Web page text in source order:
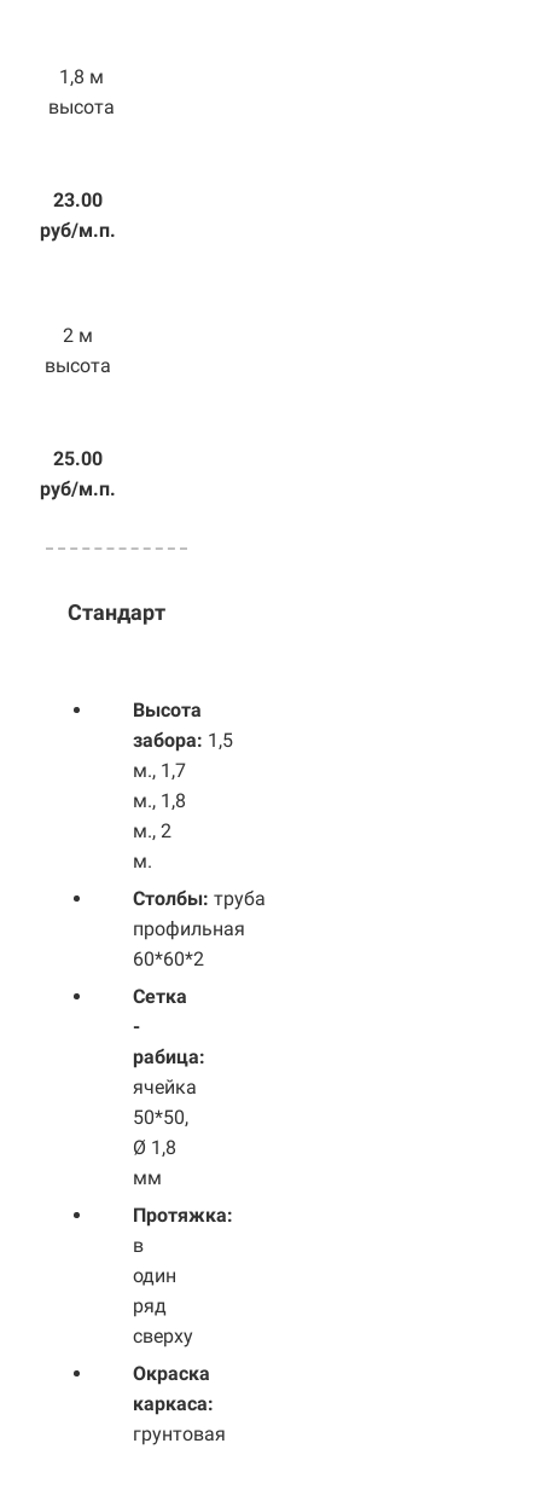
1,8 м
высота
23.00
руб/м.п.
2 м
высота
25.00
руб/м.п.
Стандарт
Высота
забора: 1,5
м., 1,7
м., 1,8
м., 2
м.
Столбы: труба
профильная
60*60*2
Сетка
-
рабица:
ячейка
50*50,
Ø 1,8
мм
Протяжка:
в
один
ряд
сверху
Окраска
каркаса:
грунтовая